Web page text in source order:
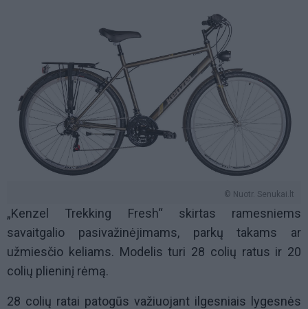
© Nuotr. Senukai.lt
„Kenzel Trekking Fresh“ skirtas ramesniems
savaitgalio pasivažinėjimams, parkų takams ar
užmiesčio keliams. Modelis turi 28 colių ratus ir 20
colių plieninį rėmą.
28 colių ratai patogūs važiuojant ilgesniais lygesnės